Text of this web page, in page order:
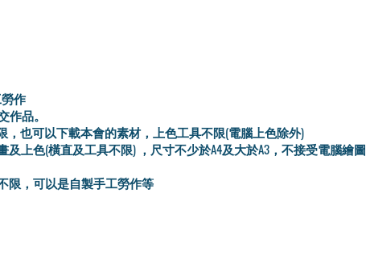
作
品。
，也可以下載本會的素材，上色工具不限(電腦上色除外)
及上色(橫直及工具不限) ，尺寸不少於A4及大於A3，不接受電腦繪圖
限，可以是自製手工勞作等